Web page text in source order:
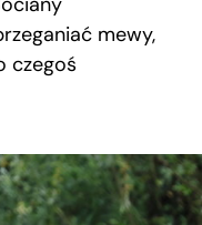
mewy,
czegoś